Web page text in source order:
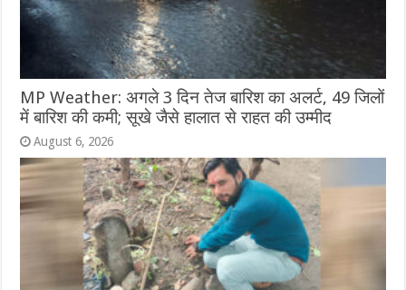
MP Weather: अगले 3 दिन तेज बारिश का अलर्ट, 49 जिलों
में बारिश की कमी; सूखे जैसे हालात से राहत की उम्मीद
August 6, 2026